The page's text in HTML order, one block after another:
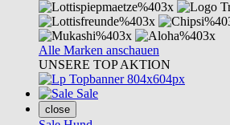
Alle Marken anschauen
UNSERE TOP AKTION
Sale
close